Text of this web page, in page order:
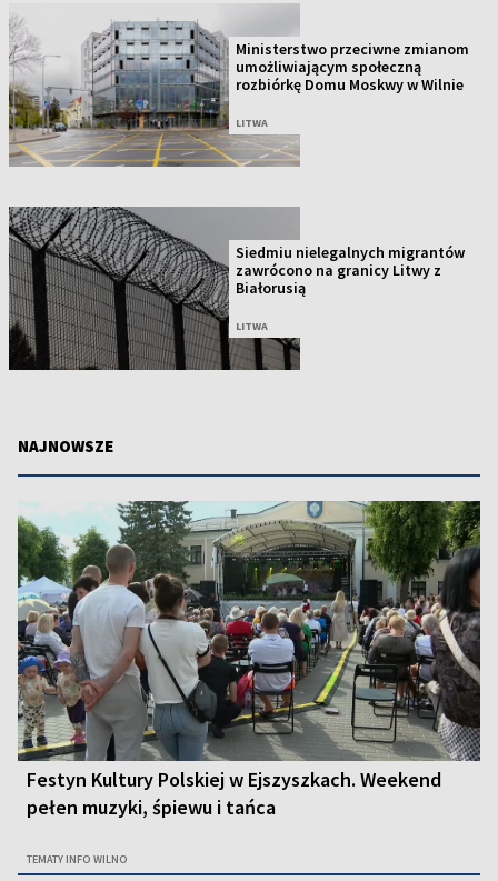
Ministerstwo przeciwne zmianom
umożliwiającym społeczną
rozbiórkę Domu Moskwy w Wilnie
LITWA
Siedmiu nielegalnych migrantów
zawrócono na granicy Litwy z
Białorusią
LITWA
NAJNOWSZE
Festyn Kultury Polskiej w Ejszyszkach. Weekend
pełen muzyki, śpiewu i tańca
TEMATY INFO WILNO